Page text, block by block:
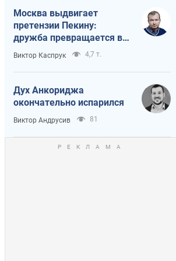
Москва выдвигает
претензии Пекину:
дружба превращается в
зависимость России от
Китая
Виктор Каспрук 4,7 т.
Дух Анкориджа
окончательно испарился
Виктор Андрусив 81